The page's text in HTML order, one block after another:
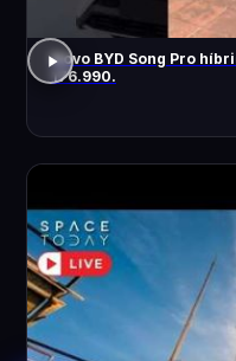
Novo BYD Song Pro
176.990.